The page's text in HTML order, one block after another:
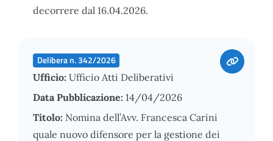
decorrere dal 16.04.2026.
Delibera n. 342/2026
Ufficio: Ufficio Atti Deliberativi
Data Pubblicazione: 14/04/2026
Titolo: Nomina dell’Avv. Francesca Carini
quale nuovo difensore per la gestione dei